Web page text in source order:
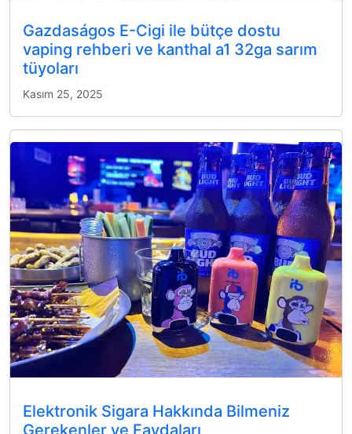
Gazdaságos E-Cigi ile bütçe dostu
vaping rehberi ve kanthal a1 32ga sarım
tüyoları
Kasım 25, 2025
Elektronik Sigara Hakkında Bilmeniz
Gerekenler ve Faydaları